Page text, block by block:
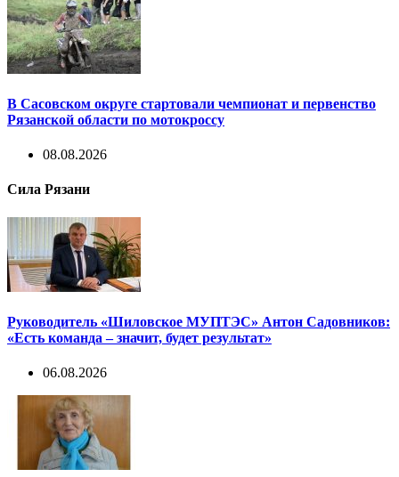
В Сасовском округе стартовали чемпионат и первенство
Рязанской области по мотокроссу
08.08.2026
Сила Рязани
Руководитель «Шиловское МУПТЭС» Антон Садовников:
«Есть команда – значит, будет результат»
06.08.2026